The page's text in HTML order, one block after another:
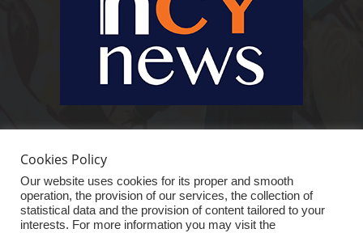
είστε πραγματικά in cynews στην επικαιρότητα.
Cookies Policy
Our website uses cookies for its proper and smooth
operation, the provision of our services, the collection of
statistical data and the provision of content tailored to your
interests. For more information you may visit the